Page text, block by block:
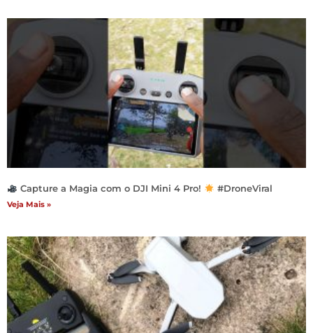
Capture a Magia com o DJI Mini 4 Pro! #DroneViral
Veja Mais »